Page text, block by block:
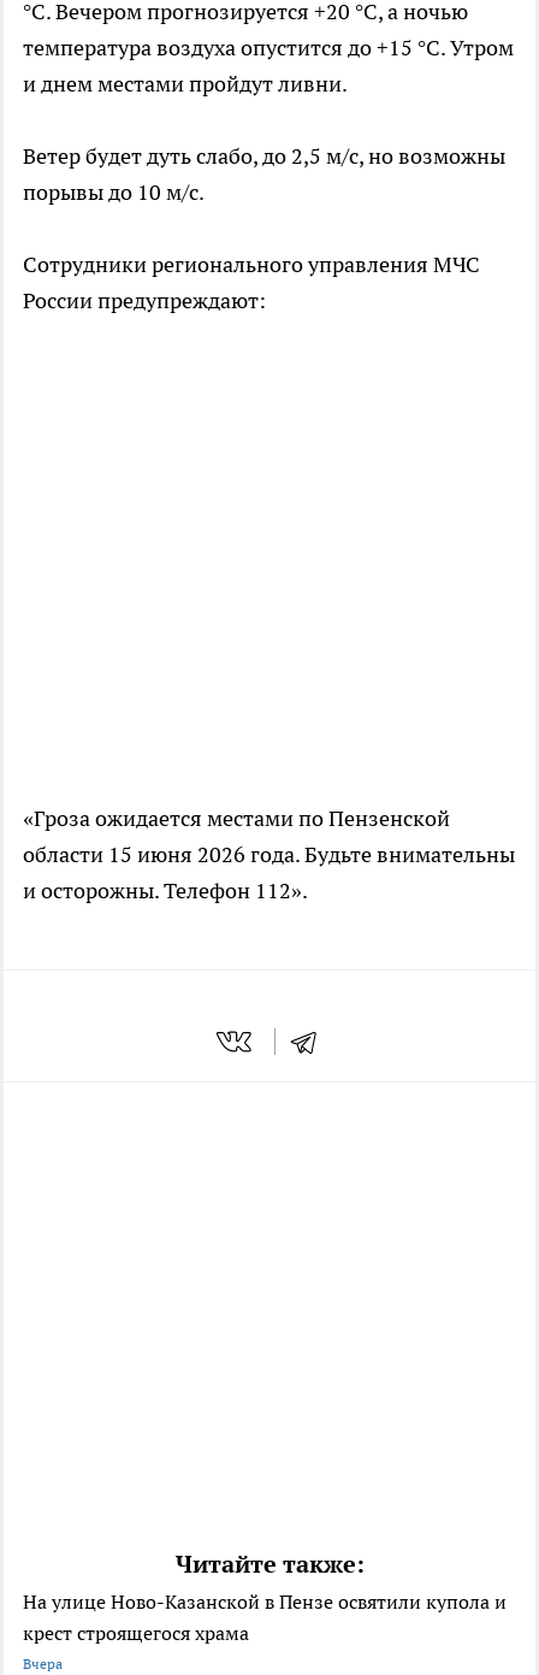
°C. Вечером прогнозируется +20 °C, а ночью
температура воздуха опустится до +15 °C. Утром
и днем местами пройдут ливни.
Ветер будет дуть слабо, до 2,5 м/с, но возможны
порывы до 10 м/с.
Сотрудники регионального управления МЧС
России предупреждают:
«Гроза ожидается местами по Пензенской
области 15 июня 2026 года. Будьте внимательны
и осторожны. Телефон 112».
Читайте также:
На улице Ново-Казанской в Пензе освятили купола и
крест строящегося храма
Вчера